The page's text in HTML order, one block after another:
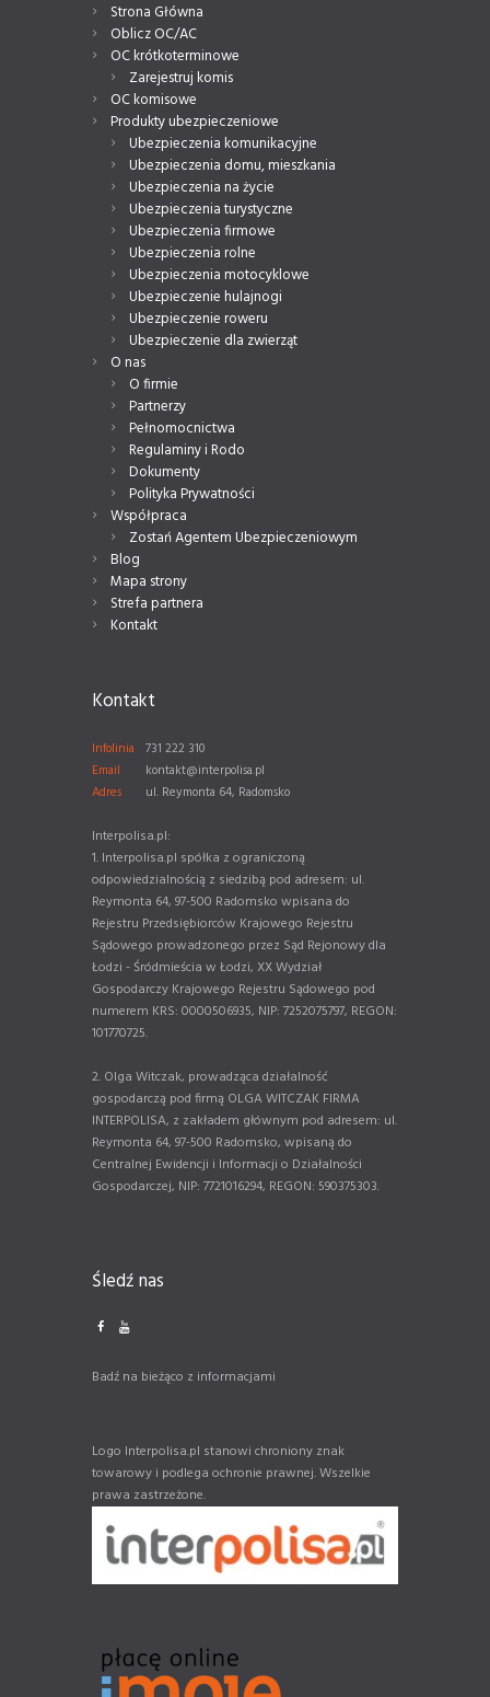
Strona Główna
Oblicz OC/AC
OC krótkoterminowe
Zarejestruj komis
OC komisowe
Produkty ubezpieczeniowe
Ubezpieczenia komunikacyjne
Ubezpieczenia domu, mieszkania
Ubezpieczenia na życie
Ubezpieczenia turystyczne
Ubezpieczenia firmowe
Ubezpieczenia rolne
Ubezpieczenia motocyklowe
Ubezpieczenie hulajnogi
Ubezpieczenie roweru
Ubezpieczenie dla zwierząt
O nas
O firmie
Partnerzy
Pełnomocnictwa
Regulaminy i Rodo
Dokumenty
Polityka Prywatności
Współpraca
Zostań Agentem Ubezpieczeniowym
Blog
Mapa strony
Strefa partnera
Kontakt
Kontakt
Infolinia
731 222 310
Email
kontakt@interpolisa.pl
Adres
ul. Reymonta 64, Radomsko
Interpolisa.pl:
1. Interpolisa.pl spółka z ograniczoną
odpowiedzialnością z siedzibą pod adresem: ul.
Reymonta 64, 97-500 Radomsko wpisana do
Rejestru Przedsiębiorców Krajowego Rejestru
Sądowego prowadzonego przez Sąd Rejonowy dla
Łodzi - Śródmieścia w Łodzi, XX Wydział
Gospodarczy Krajowego Rejestru Sądowego pod
numerem KRS: 0000506935, NIP: 7252075797, REGON:
101770725.
2. Olga Witczak, prowadząca działalność
gospodarczą pod firmą OLGA WITCZAK FIRMA
INTERPOLISA, z zakładem głównym pod adresem: ul.
Reymonta 64, 97-500 Radomsko, wpisaną do
Centralnej Ewidencji i Informacji o Działalności
Gospodarczej, NIP: 7721016294, REGON: 590375303.
Śledź nas
Badź na bieżąco z informacjami
Logo Interpolisa.pl stanowi chroniony znak
towarowy i podlega ochronie prawnej. Wszelkie
prawa zastrzeżone.